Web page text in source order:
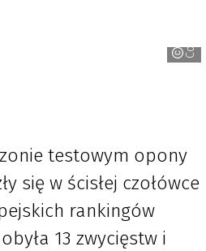
testowym opony
się w ścisłej czołówce
rankingów
13 zwycięstw i